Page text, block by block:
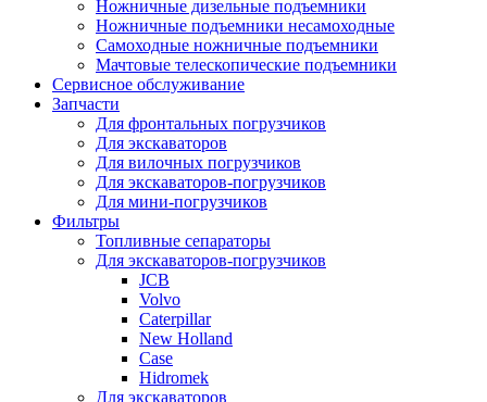
Ножничные дизельные подъемники
Ножничные подъемники несамоходные
Самоходные ножничные подъемники
Мачтовые телескопические подъемники
Сервисное обслуживание
Запчасти
Для фронтальных погрузчиков
Для экскаваторов
Для вилочных погрузчиков
Для экскаваторов-погрузчиков
Для мини-погрузчиков
Фильтры
Топливные сепараторы
Для экскаваторов-погрузчиков
JCB
Volvo
Caterpillar
New Holland
Case
Hidromek
Для экскаваторов